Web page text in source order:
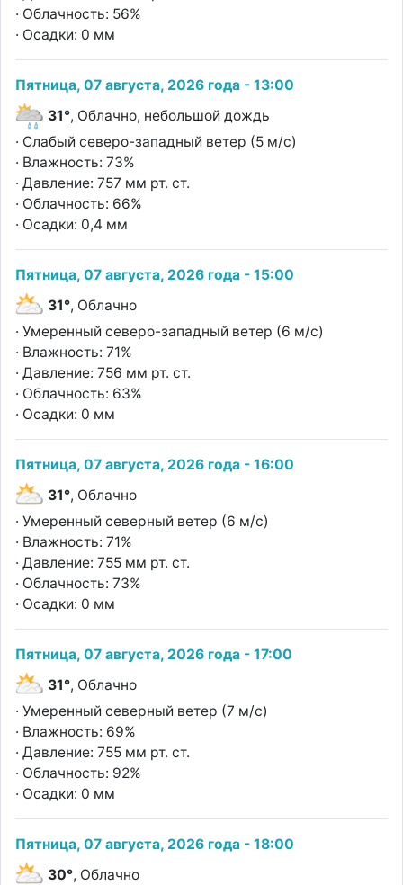
· Облачность: 56%
· Осадки: 0 мм
Пятница, 07 августа, 2026 года - 13:00
31°, Облачно, небольшой дождь
· Слабый северо-западный ветер (5 м/с)
· Влажность: 73%
· Давление: 757 мм рт. ст.
· Облачность: 66%
· Осадки: 0,4 мм
Пятница, 07 августа, 2026 года - 15:00
31°, Облачно
· Умеренный северо-западный ветер (6 м/с)
· Влажность: 71%
· Давление: 756 мм рт. ст.
· Облачность: 63%
· Осадки: 0 мм
Пятница, 07 августа, 2026 года - 16:00
31°, Облачно
· Умеренный северный ветер (6 м/с)
· Влажность: 71%
· Давление: 755 мм рт. ст.
· Облачность: 73%
· Осадки: 0 мм
Пятница, 07 августа, 2026 года - 17:00
31°, Облачно
· Умеренный северный ветер (7 м/с)
· Влажность: 69%
· Давление: 755 мм рт. ст.
· Облачность: 92%
· Осадки: 0 мм
Пятница, 07 августа, 2026 года - 18:00
30°, Облачно